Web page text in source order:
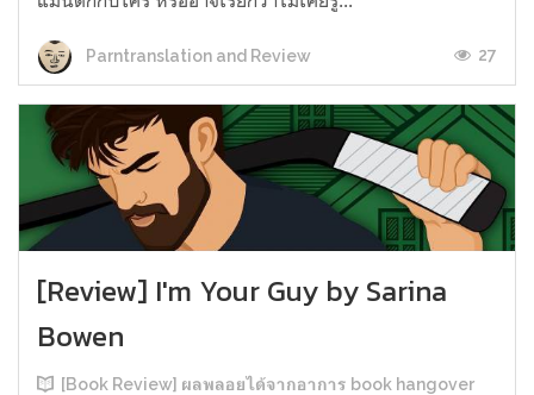
Parntranslation and Review 27
[Review] I'm Your Guy by Sarina
Bowen
[Book Review] ผลพลอยได้จากอาการ book hangover